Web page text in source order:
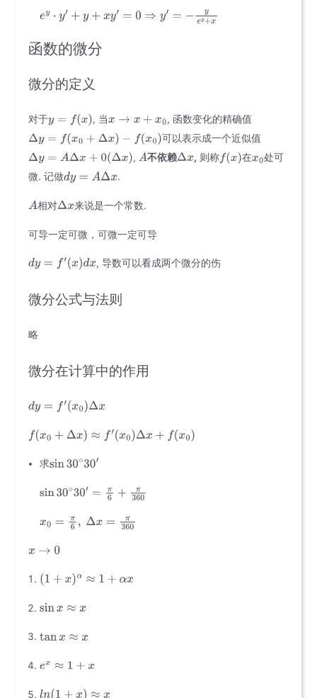
函数的微分
微分的定义
对于 , 当
, 函数变化的精确值
可以表示成一个近似值
,
不依赖 , 则称 在
处可
微. 记做
.
相对 来说是一个常数.
可导一定可微，可微一定可导
, 导数可以看成两个微分的伤
微分公式与法则
略
微分在计算中的作用
求